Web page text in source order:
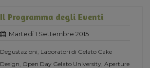
Il Programma degli Eventi
Martedi 1 Settembre 2015
Degustazioni, Laboratori di Gelato Cake
Design, Open Day Gelato University, Aperture